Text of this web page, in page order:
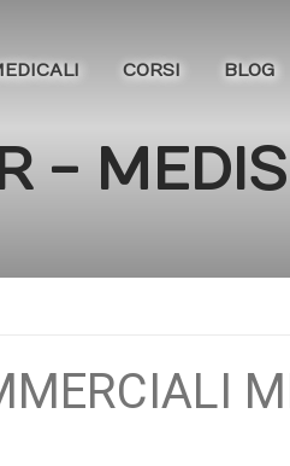
CORSI BLOG
-